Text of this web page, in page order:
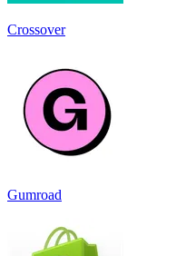
Crossover
Gumroad